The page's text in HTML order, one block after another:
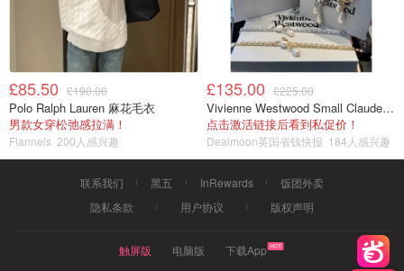
£85.50 £190.00
Polo Ralph Lauren 麻花毛衣
男款女穿松弛感拉满！
Flannels 200人感兴趣
£135.00 £225.00
Vivienne Westwood Small Claude 珍珠项链
点击激活链接后看到私促价！
Dealmoon英国省钱快报 184人感兴趣
联系我们 黑五 InRewards
饭团外卖
隐私条款
用户协议 版权声明
触屏版 电脑版
下载App